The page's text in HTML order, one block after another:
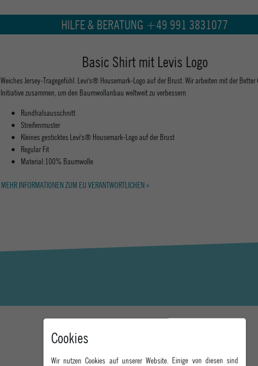
HILFE & BERATUNG +49 991 3831077
Basic Shirt mit Levis Logo
Weiches Jersey-Tragegefühl. Levi's® Housemark-Logo auf der Brust. Wir arbeiten mit der Better
Initiative zusammen, um den Baumwollanbau weltweit zu verbessern
Rundhalsausschnitt
Streifenmuster
Kleines gesticktes Levi's® Housemark-Logo auf der Brust
Regular Fit
Material:100% Baumwolle
MEHR INFORMATIONEN ZUM EU VERANTWORTLICHEN »
DAS KÖNNTE DIR AUCH GEFALLEN
Cookies
Wir nutzen Cookies auf unserer Website. Einige von diesen sind